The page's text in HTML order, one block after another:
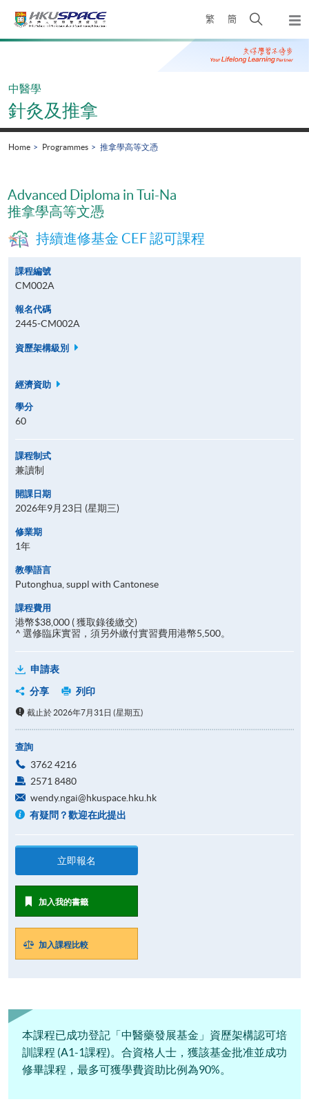
繁 簡
Open
search
panel
Main
中醫學
針灸及推拿
Home Programmes 推拿學高等文憑
Advanced Diploma in Tui-Na
推拿學高等文憑
持續進修基金 CEF 認可課程
課程編號
CM002A
報名代碼
2445-CM002A
資歷架構級別
經濟資助
學分
60
課程制式
兼讀制
開課日期
2026年9月23日 (星期三)
修業期
1年
教學語言
Putonghua, suppl with Cantonese
課程費用
港幣$38,000 ( 獲取錄後繳交)
^ 選修臨床實習，須另外繳付實習費用港幣5,500。
申請表
分享
列印
截止於 2026年7月31日 (星期五)
查詢
3762 4216
2571 8480
wendy.ngai@hkuspace.hku.hk
有疑問？歡迎在此提出
立即報名
加入我的書籤
加入課程比較
本課程已成功登記「中醫藥發展基金」資歷架構認可培
訓課程 (A1-1課程)。合資格人士，獲該基金批准並成功
修畢課程，最多可獲學費資助比例為90%。